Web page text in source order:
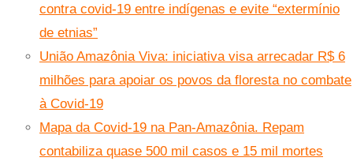
contra covid-19 entre indígenas e evite “extermínio
de etnias”
União Amazônia Viva: iniciativa visa arrecadar R$ 6
milhões para apoiar os povos da floresta no combate
à Covid-19
Mapa da Covid-19 na Pan-Amazônia. Repam
contabiliza quase 500 mil casos e 15 mil mortes